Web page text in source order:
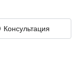
Консультация